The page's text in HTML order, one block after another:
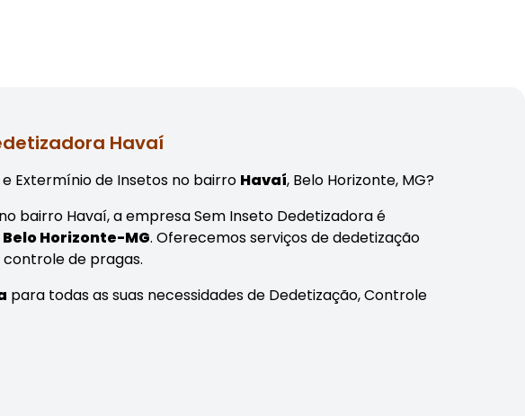
Havaí
Extermínio de Insetos no bairro Havaí, Belo Horizonte, MG?
bairro Havaí, a empresa Sem Inseto Dedetizadora é
Horizonte-MG. Oferecemos serviços de dedetização
de pragas.
para todas as suas necessidades de Dedetização, Controle